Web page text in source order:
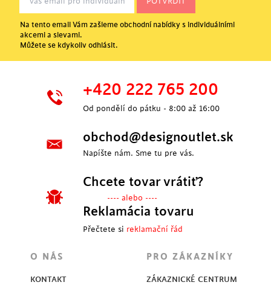
Na tento email Vám zašleme obchodní nabídky s individuálními
akcemi a slevami.
Můžete se kdykoliv odhlásit.
+420 222 765 200
Od pondělí do pátku - 8:00 až 16:00
obchod@designoutlet.sk
Napíšte nám. Sme tu pre vás.
Chcete tovar vrátiť?
---- alebo ----
Reklamácia tovaru
Přečtete si reklamační řád
O NÁS
KONTAKT
PRO ZÁKAZNÍKY
ZÁKAZNICKÉ CENTRUM